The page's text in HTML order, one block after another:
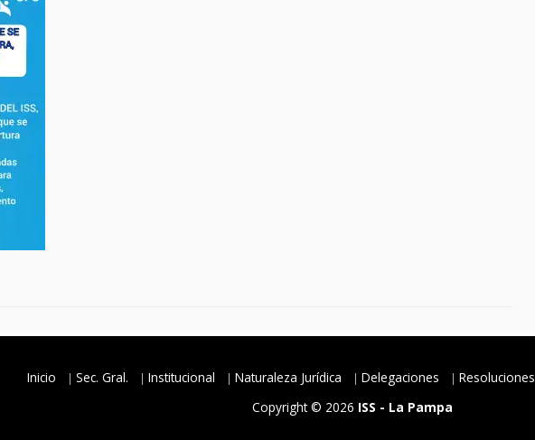
Inicio Sec. Gral. Institucional Naturaleza Jurídica Delegaciones Resoluciones
Copyright © 2026 ISS - La Pampa